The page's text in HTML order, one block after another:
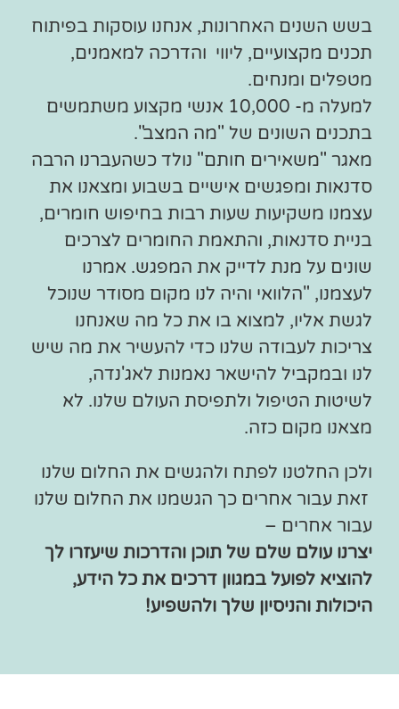
בשש השנים האחרונות, אנחנו עוסקות בפיתוח
תכנים מקצועיים, ליווי והדרכה למאמנים,
מטפלים ומנחים.
למעלה מ- 10,000 אנשי מקצוע משתמשים
בתכנים השונים של "מה המצב".
מאגר "משאירים חותם" נולד כשהעברנו הרבה
סדנאות ומפגשים אישיים בשבוע ומצאנו את
עצמנו משקיעות שעות רבות בחיפוש חומרים,
בניית סדנאות, והתאמת החומרים לצרכים
שונים על מנת לדייק את המפגש. אמרנו
לעצמנו, "הלוואי והיה לנו מקום מסודר שנוכל
לגשת אליו, למצוא בו את כל מה שאנחנו
צריכות לעבודה שלנו כדי להעשיר את מה שיש
לנו ובמקביל להישאר נאמנות לאג'נדה,
לשיטות הטיפול ולתפיסת העולם שלנו. לא
מצאנו מקום כזה.
ולכן החלטנו לפתח ולהגשים את החלום שלנו
זאת עבור אחרים כך הגשמנו את החלום שלנו
עבור אחרים –
יצרנו עולם שלם של תוכן והדרכות שיעזרו לך
להוציא לפועל במגוון דרכים את כל הידע,
היכולות והניסיון שלך ולהשפיע!